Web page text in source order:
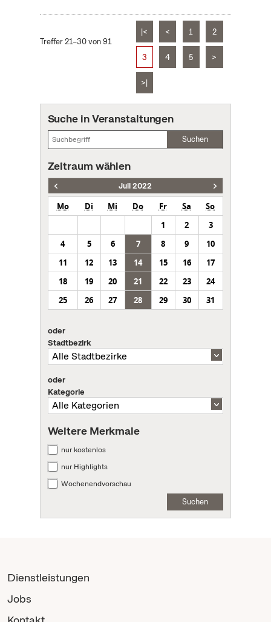
Treffer 21–30 von 91
|< < 1 2
3 4 5 >
>|
Suche in Veranstaltungen
Suchen
Zeitraum wählen
Juli 2022
Mo Di Mi Do Fr Sa
So
1
2
3
4
5 6 7 8 9
10
11
12 13 14 15 16
17
18
19 20 21 22 23
24
25
26 27 28 29 30 31
oder
Stadtbezirk
oder
Kategorie
Weitere Merkmale
nur kostenlos
nur Highlights
Wochenendvorschau
Suchen
Dienstleistungen
Jobs